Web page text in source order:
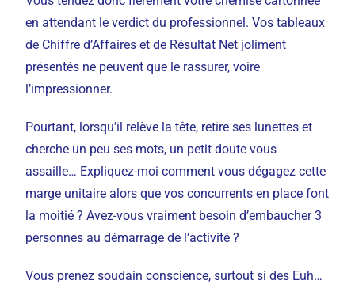
en attendant le verdict du professionnel. Vos tableaux
de Chiffre d’Affaires et de Résultat Net joliment
présentés ne peuvent que le rassurer, voire
l’impressionner.
Pourtant, lorsqu’il relève la tête, retire ses lunettes et
cherche un peu ses mots, un petit doute vous
assaille… Expliquez-moi comment vous dégagez cette
marge unitaire alors que vos concurrents en place font
la moitié ? Avez-vous vraiment besoin d’embaucher 3
personnes au démarrage de l’activité ?
Vous prenez soudain conscience, surtout si des Euh…